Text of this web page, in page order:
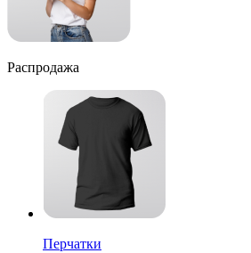
Распродажа
Перчатки